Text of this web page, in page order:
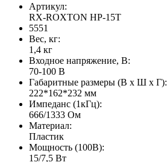
Артикул:
RX-ROXTON HP-15T
5551
Вес, кг:
1,4 кг
Входное напряжение, В:
70-100 В
Габаритные размеры (В х Ш х Г):
222*162*232 мм
Импеданс (1кГц):
666/1333 Ом
Материал:
Пластик
Мощность (100В):
15/7,5 Вт